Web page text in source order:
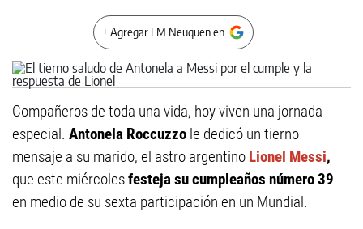
+ Agregar LM Neuquen en
Compañeros de toda una vida, hoy viven una jornada
especial. Antonela Roccuzzo le dedicó un tierno
mensaje a su marido, el astro argentino Lionel Messi,
que este miércolesfesteja su cumpleaños número 39
en medio de su sexta participación en un Mundial.